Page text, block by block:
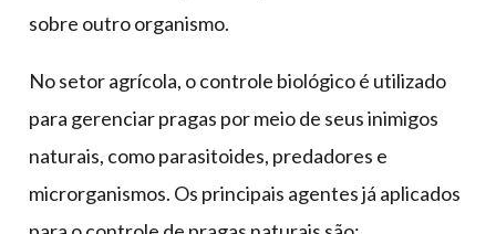
sobre outro organismo.
No setor agrícola, o controle biológico é utilizado
para gerenciar pragas por meio de seus inimigos
naturais, como parasitoides, predadores e
microrganismos. Os principais agentes já aplicados